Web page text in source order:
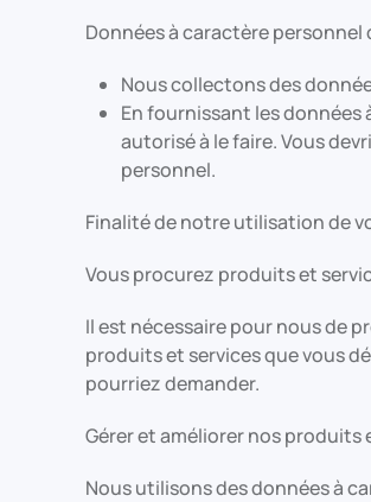
Données à caractère
Nous collectons des
En fournissant les données
autorisé à le faire. Vous
personnel.
Finalité de notre utilisation de
Vous procurez produits et
Il est nécessaire pour nous de
produits et services que vous
pourriez demander.
Gérer et améliorer nos
Nous utilisons des données à